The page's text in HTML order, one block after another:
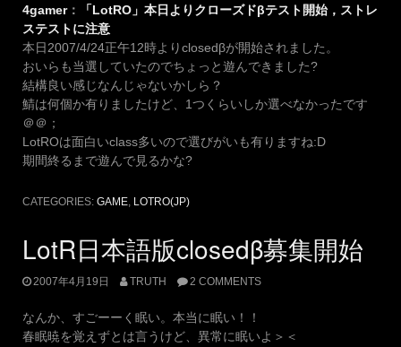
4gamer：
「LotRO」本日よりクローズドβテスト開始，ストレ
ステストに注意
本日2007/4/24正午12時よりclosedβが開始されました。
おいらも当選していたのでちょっと遊んできました?
結構良い感じなんじゃないかしら？
鯖は何個か有りましたけど、1つくらいしか選べなかったです
＠＠；
LotROは面白いclass多いので選びがいも有りますね:D
期間終るまで遊んで見るかな?
CATEGORIES: GAME, LOTRO(JP)
LotR日本語版closedβ募集開始
2007年4月19日 TRUTH 2 COMMENTS
なんか、すごーーく眠い。本当に眠い！！
春眠暁を覚えずとは言うけど、異常に眠いよ＞＜